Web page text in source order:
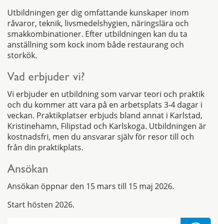
Utbildningen ger dig omfattande kunskaper inom
råvaror, teknik, livsmedelshygien, näringslära och
smakkombinationer. Efter utbildningen kan du ta
anställning som kock inom både restaurang och
storkök.
Vad erbjuder vi?
Vi erbjuder en utbildning som varvar teori och praktik
och du kommer att vara på en arbetsplats 3-4 dagar i
veckan. Praktikplatser erbjuds bland annat i Karlstad,
Kristinehamn, Filipstad och Karlskoga. Utbildningen är
kostnadsfri, men du ansvarar själv för resor till och
från din praktikplats.
Ansökan
Ansökan öppnar den 15 mars till 15 maj 2026.
Start hösten 2026.